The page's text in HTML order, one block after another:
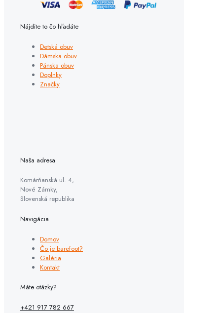
Nájdite to čo hľadáte
Detská obuv
Dámska obuv
Pánska obuv
Doplnky
Značky
Naša adresa
Komárňanská ul. 4,
Nové Zámky,
Slovenská republika
Navigácia
Domov
Čo je barefoot?
Galéria
Kontakt
Máte otázky?
+421 917 782 667